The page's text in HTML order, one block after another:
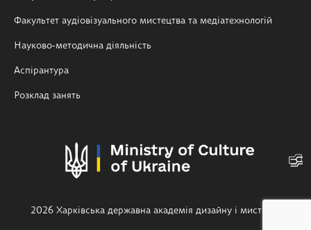
Факультет аудіовізуального мистецтва та медіатехнологій
Науково-методична діяльність
Аспірантура
Розклад занять
2026 Харківська державна академія дизайну і мистецтв